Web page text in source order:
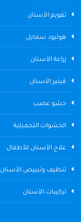
تقويم الأسنان
هوليود سمايل
زراعة الأسنان
ڤينير الأسنان
حشو عصب
الحشوات التجميلية
علاج الأسنان للأطفال
تنظيف وتبييض الأسنان
تركيبات الأسنان